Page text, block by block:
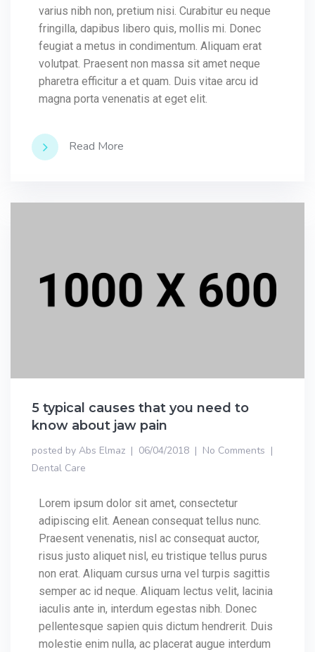
varius nibh non, pretium nisi. Curabitur eu neque
fringilla, dapibus libero quis, mollis mi. Donec
feugiat a metus in condimentum. Aliquam erat
volutpat. Praesent non massa sit amet neque
pharetra efficitur a et quam. Duis vitae arcu id
magna porta venenatis at eget elit.
Read More
5 typical causes that you need to
know about jaw pain
posted by Abs Elmaz 06/04/2018
No Comments
Dental Care
Lorem ipsum dolor sit amet, consectetur
adipiscing elit. Aenean consequat tellus nunc.
Praesent venenatis, nisl ac consequat auctor,
risus justo aliquet nisl, eu tristique tellus purus
non erat. Aliquam cursus urna vel turpis sagittis
semper ac id neque. Aliquam lectus velit, lacinia
iaculis ante in, interdum egestas nibh. Donec
pellentesque sapien quis dictum hendrerit. Duis
molestie enim nulla, ac placerat augue interdum